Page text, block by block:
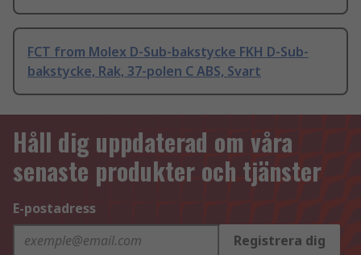
FCT from Molex D-Sub-bakstycke FKH D-Sub-
bakstycke, Rak, 37-polen C ABS, Svart
Håll dig uppdaterad om våra
senaste produkter och tjänster
E-postadress
Registrera dig